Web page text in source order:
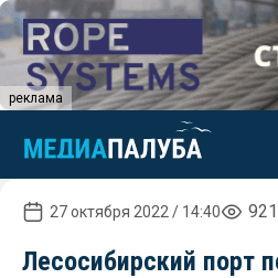
реклама
27 октября 2022 / 14:40 921
Лесосибирский порт